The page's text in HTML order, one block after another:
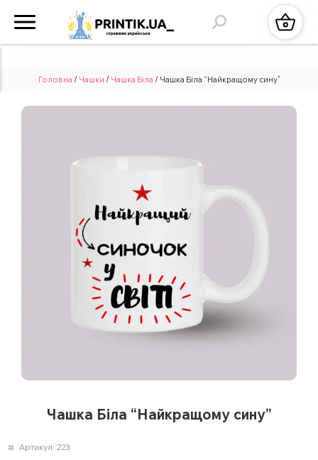
Головна / Чашки / Чашка Біла / Чашка Біла “Найкращому сину”
Чашка Біла “Найкращому сину”
Артикул: 223